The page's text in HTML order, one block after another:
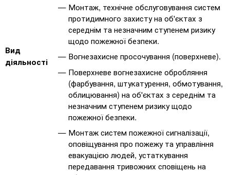
Вид
діяльності
Монтаж, технічне обслуговування систем
протидимного захисту на об'єктах з
середнім та незначним ступенем ризику
щодо пожежної безпеки.
Вогнезахисне просочування (поверхневе).
Поверхневе вогнезахисне обробляння
(фарбування, штукатурення, обмотування,
облицювання) на об'єктах з середнім та
незначним ступенем ризику щодо
пожежної безпеки.
Монтаж систем пожежної сигналізації,
оповіщування про пожежу та управління
евакуацією людей, устаткування
передавання тривожних сповіщень на